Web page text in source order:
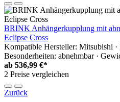
BRINK Anhängerkupplung mit
Eclipse Cross
Kompatible Hersteller: Mitsubishi ·
Besonderheiten: abnehmbar ·
ab 536,99 €*
2 Preise vergleichen
Zurück